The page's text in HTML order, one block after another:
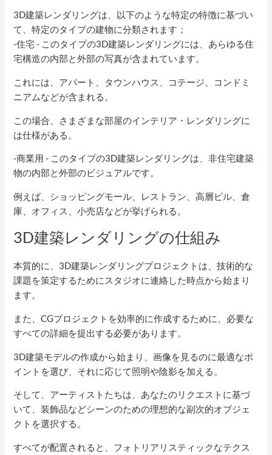
3D建築レンダリングは、以下のような特定の特徴に基づい
て、特定のタイプの建物に分類されます；
-住宅 - このタイプの3D建築レンダリングには、あらゆる住
宅構造の内部と外部の写真が含まれています。
これには、アパート、タウンハウス、コテージ、コンドミ
ニアムなどが含まれる。
この場合、さまざまな部屋のインテリア・レンダリングに
は仕様がある。
-商業用 - このタイプの3D建築レンダリングは、非住宅建築
物の内部と外部のビジュアルです。
例えば、ショッピングモール、レストラン、高層ビル、倉
庫、オフィス、小売店などが挙げられる。
3D建築レンダリングの仕組み
本質的に、3D建築レンダリングプロジェクトは、技術的な
課題を策定するためにスタジオに連絡した時点から始まり
ます。
また、CGプロジェクトを効率的に作成するために、必要な
すべての詳細を提出する必要があります。
3D建築モデルの作成から始まり、画像を見るのに最適なポ
イントを選び、それに応じて照明や陰影を加える。
そして、アーティストたちは、あなたのリクエストに基づ
いて、装飾品などシーンのための理想的な副次的オブジェ
クトを選択する。
すべてが配置されると、フォトリアリスティックなテクス